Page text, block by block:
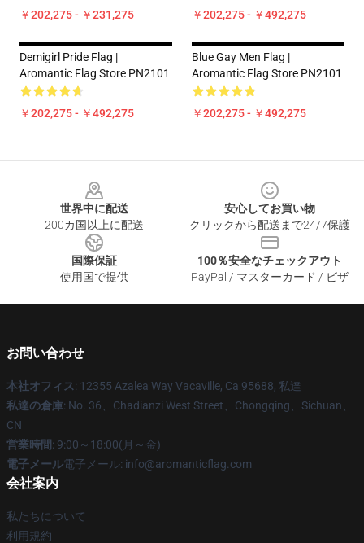
￥202,275 - ￥231,275 ￥202,275 - ￥492,275
Demigirl Pride Flag |
Aromantic Flag Store PN2101
￥202,275 - ￥492,275
Blue Gay Men Flag |
Aromantic Flag Store PN2101
￥202,275 - ￥492,275
世界中に配送
200カ国以上に配送
安心してお買い物
クリックから配送まで24/7保護
国際保証
使用国で提供
100％安全なチェックアウト
PayPal / マスターカード / ビザ
お問い合わせ
本社オフィス: 12355 Azalea Way Vacaville, Ca 95688, 私達
私達の倉庫: No. 36、Chadianzi West Street、Chongqing、Sichuan、
CN
営業時間: 9:00～18:00(月～金)
電子メール電子メール: info@aromanticflag.com
会社案内
私たちについて
利用規約